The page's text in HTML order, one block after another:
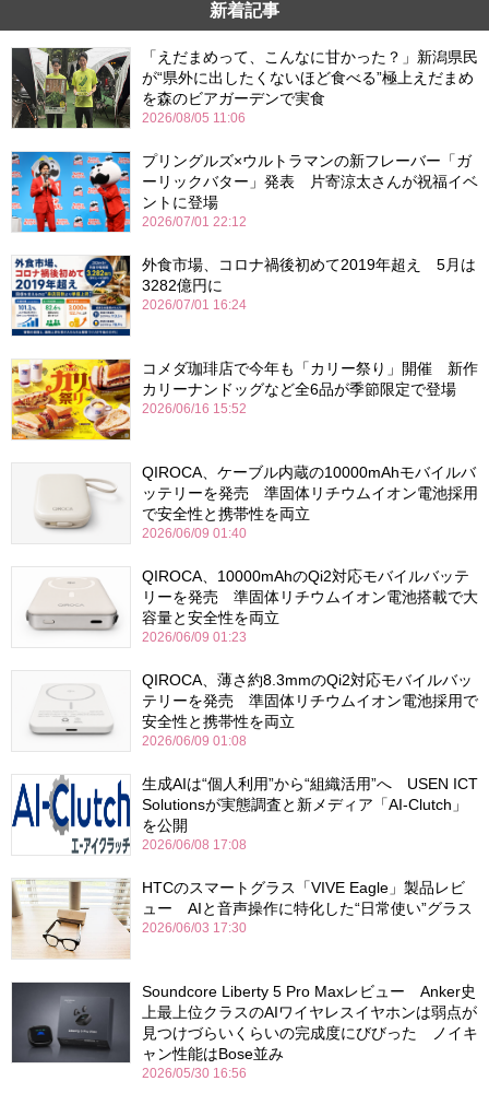
新着記事
「えだまめって、こんなに甘かった？」新潟県民
が“県外に出したくないほど食べる”極上えだまめ
を森のビアガーデンで実食
2026/08/05 11:06
プリングルズ×ウルトラマンの新フレーバー「ガ
ーリックバター」発表 片寄涼太さんが祝福イベ
ントに登場
2026/07/01 22:12
外食市場、コロナ禍後初めて2019年超え 5月は
3282億円に
2026/07/01 16:24
コメダ珈琲店で今年も「カリー祭り」開催 新作
カリーナンドッグなど全6品が季節限定で登場
2026/06/16 15:52
QIROCA、ケーブル内蔵の10000mAhモバイルバ
ッテリーを発売 準固体リチウムイオン電池採用
で安全性と携帯性を両立
2026/06/09 01:40
QIROCA、10000mAhのQi2対応モバイルバッテ
リーを発売 準固体リチウムイオン電池搭載で大
容量と安全性を両立
2026/06/09 01:23
QIROCA、薄さ約8.3mmのQi2対応モバイルバッ
テリーを発売 準固体リチウムイオン電池採用で
安全性と携帯性を両立
2026/06/09 01:08
生成AIは“個人利用”から“組織活用”へ USEN ICT
Solutionsが実態調査と新メディア「AI-Clutch」
を公開
2026/06/08 17:08
HTCのスマートグラス「VIVE Eagle」製品レビ
ュー AIと音声操作に特化した“日常使い”グラス
2026/06/03 17:30
Soundcore Liberty 5 Pro Maxレビュー Anker史
上最上位クラスのAIワイヤレスイヤホンは弱点が
見つけづらいくらいの完成度にびびった ノイキ
ャン性能はBose並み
2026/05/30 16:56